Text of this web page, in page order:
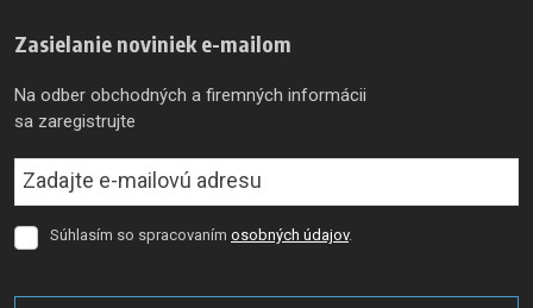
Zasielanie noviniek e-mailom
Na odber obchodných a firemných informácii
sa zaregistrujte
Súhlasím
osobných
Súhlasím so spracovaním osobných údajov.